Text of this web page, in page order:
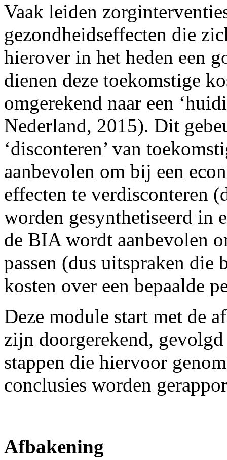
Vaak leiden
gezondheidseffecten die
hierover in het heden een
dienen deze toekomstige
omgerekend naar een
Nederland, 2015). Dit
‘disconteren’ van
aanbevolen om bij een
effecten te verdisconteren
worden gesynthetiseerd in
de BIA wordt aanbevolen
passen (dus uitspraken die
kosten over een bepaalde
Deze module start met de
zijn doorgerekend,
stappen die hiervoor
conclusies worden
Afbakening